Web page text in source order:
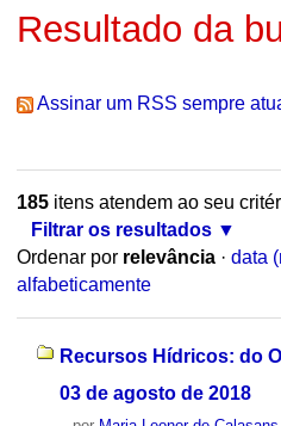
Resultado da
Assinar um RSS sempre
185itens atendem ao seu
Filtrar os resultados
Ordenar por relevância · data
alfabeticamente
Recursos Hídricos: do
03 de agosto de 2018